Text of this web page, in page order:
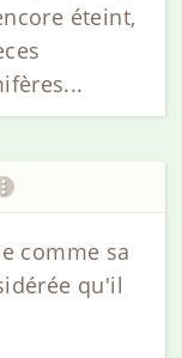
éteint,
comme sa
qu'il